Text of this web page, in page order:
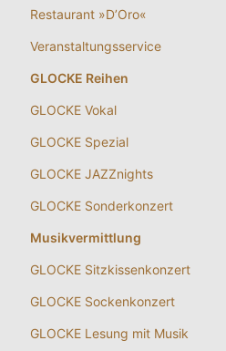
Restaurant »D’Oro«
Veranstaltungsservice
GLOCKE Reihen
GLOCKE Vokal
GLOCKE Spezial
GLOCKE JAZZnights
GLOCKE Sonderkonzert
Musikvermittlung
GLOCKE Sitzkissenkonzert
GLOCKE Sockenkonzert
GLOCKE Lesung mit Musik